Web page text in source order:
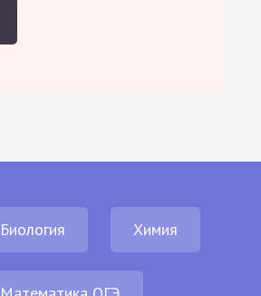
Биология Химия